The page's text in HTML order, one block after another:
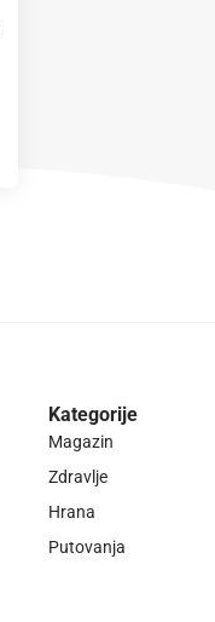
Kategorije
Magazin
Zdravlje
Hrana
Putovanja